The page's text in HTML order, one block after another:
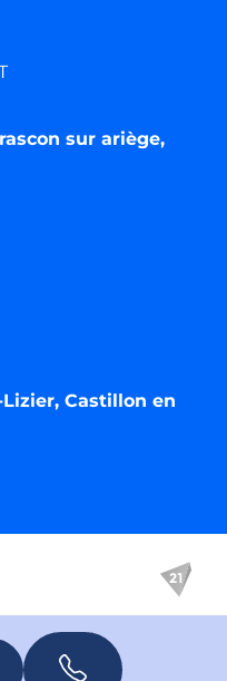
sur ariège,
Castillon en